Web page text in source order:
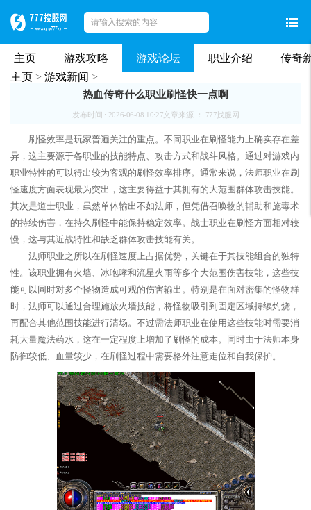
主页 游戏攻略 游戏论坛 职业介绍
传奇
主页 > 游戏新闻 >
热血传奇什么职业刷怪快一点啊
发布时间 : 2026-06-08 10:27文章来源 ： 777找服网
刷怪效率是玩家普遍关注的重点。不同职业在刷怪能力上确实存在差
异，这主要源于各职业的技能特点、攻击方式和战斗风格。通过对游戏内
职业特性的可以得出较为客观的刷怪效率排序。通常来说，法师职业在刷
怪速度方面表现最为突出，这主要得益于其拥有的大范围群体攻击技能。
其次是道士职业，虽然单体输出不如法师，但凭借召唤物的辅助和施毒术
的持续伤害，在持久刷怪中能保持稳定效率。战士职业在刷怪方面相对较
慢，这与其近战特性和缺乏群体攻击技能有关。
法师职业之所以在刷怪速度上占据优势，关键在于其技能组合的独特
性。该职业拥有火墙、冰咆哮和流星火雨等多个大范围伤害技能，这些技
能可以同时对多个怪物造成可观的伤害输出。特别是在面对密集的怪物群
时，法师可以通过合理施放火墙技能，将怪物吸引到固定区域持续灼烧，
再配合其他范围技能进行清场。不过需法师职业在使用这些技能时需要消
耗大量魔法药水，这在一定程度上增加了刷怪的成本。同时由于法师本身
防御较低、血量较少，在刷怪过程中需要格外注意走位和自我保护。